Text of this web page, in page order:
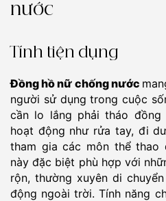
nước
Tính tiện dụng
Đồng hồ nữ chống nước
người sử dụng trong cuộc
cần lo lắng phải tháo
hoạt động như rửa tay, đi
tham gia các môn thể thao
này đặc biệt phù hợp với
rộn, thường xuyên di
động ngoài trời. Tính năng